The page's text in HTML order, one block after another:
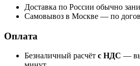
Доставка по России обычно
Самовывоз в Москве — по
Оплата
Безналичный расчёт с НДС —